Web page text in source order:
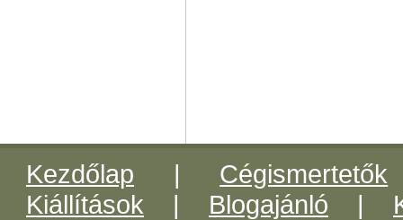
Kezdőlap | Cégismertetők
Kiállítások | Blogajánló |